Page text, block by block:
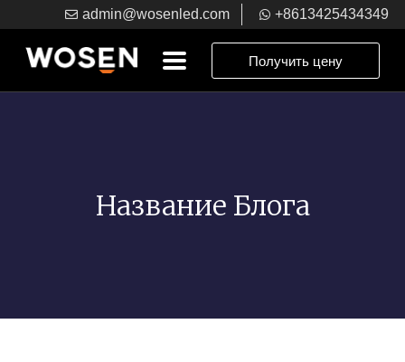
admin@wosenled.com +8613425434349
Получить цену
Название Блога